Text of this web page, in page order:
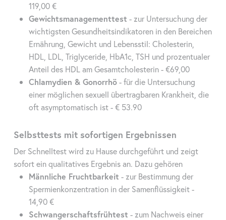
119,00 €
Gewichtsmanagementtest - zur Untersuchung der
wichtigsten Gesundheitsindikatoren in den Bereichen
Ernährung, Gewicht und Lebensstil: Cholesterin,
HDL, LDL, Triglyceride, HbA1c, TSH und prozentualer
Anteil des HDL am Gesamtcholesterin - €69,00
Chlamydien & Gonorrhö- für die Untersuchung
einer möglichen sexuell übertragbaren Krankheit, die
oft asymptomatisch ist - € 53.90
Selbsttests mit sofortigen Ergebnissen
Der Schnelltest wird zu Hause durchgeführt und zeigt
sofort ein qualitatives Ergebnis an. Dazu gehören
Männliche Fruchtbarkeit - zur Bestimmung der
Spermienkonzentration in der Samenflüssigkeit -
14,90 €
Schwangerschaftsfrühtest - zum Nachweis einer